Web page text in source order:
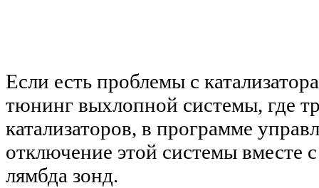
Если есть проблемы с
тюнинг выхлопной системы, где
катализаторов, в программе
отключение этой системы вместе
лямбда зонд.